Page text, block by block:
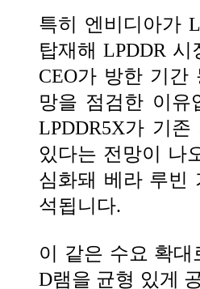
특히 엔비디아가
탑재해 LPDDR
CEO가 방한 기간
망을 점검한 이유
LPDDR5X가 기
있다는 전망이 나
심화돼 베라 루빈
석됩니다.
이 같은 수요 확
D램을 균형 있게